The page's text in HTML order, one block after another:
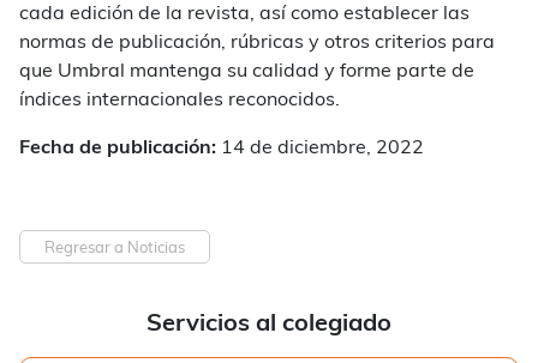
Servicios al colegiado
cada edición de la revista, así como establecer las
normas de publicación, rúbricas y otros criterios para
que Umbral
mantenga su calidad y forme parte de
índices internacionales reconocidos.
Fecha de publicación: 14 de diciembre, 2022
Regresar a Noticias